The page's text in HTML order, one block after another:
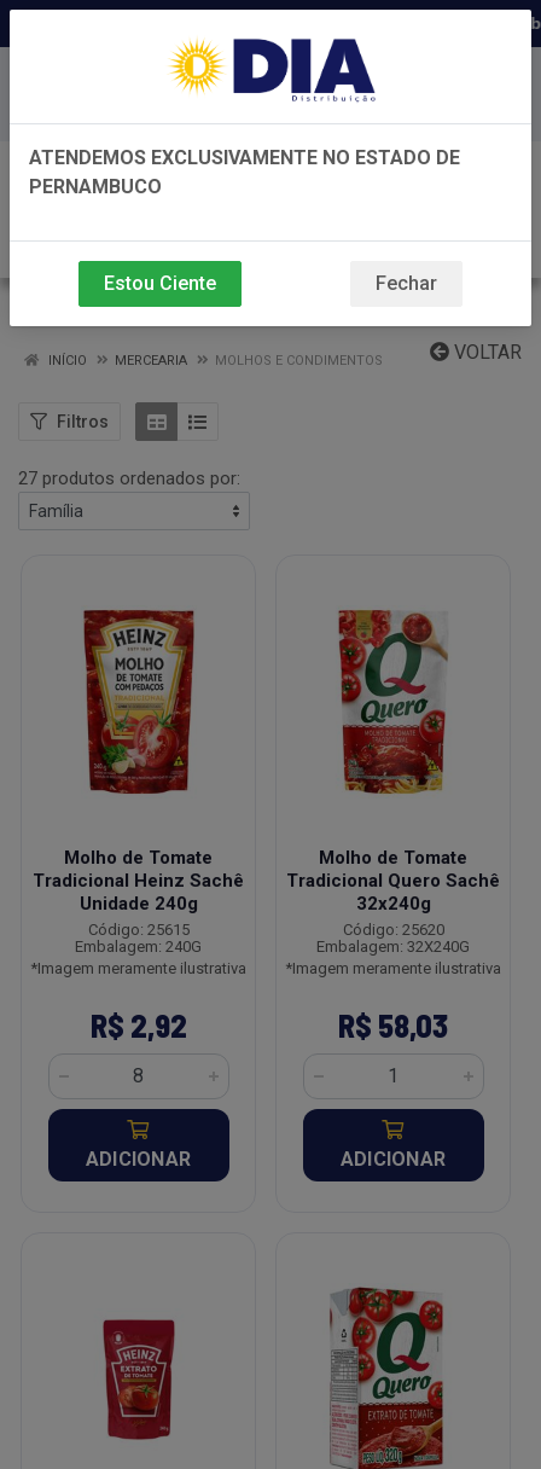
Distribuidora há 22 anos em
Baixe já nosso APP
VOLTAR
INÍCIO MERCEARIA MOLHOS E CONDIMENTOS
Filtros
27 produtos ordenados por:
Molho de Tomate
Tradicional Heinz Sachê
Unidade 240g
Código: 25615
Embalagem: 240G
*Imagem meramente ilustrativa
R$ 2,92
ADICIONAR
Molho de Tomate
Tradicional Quero Sachê
32x240g
Código: 25620
Embalagem: 32X240G
*Imagem meramente ilustrativa
R$ 58,03
ADICIONAR
ATENDEMOS EXCLUSIVAMENTE NO ESTADO DE
PERNAMBUCO
Estou Ciente Fechar